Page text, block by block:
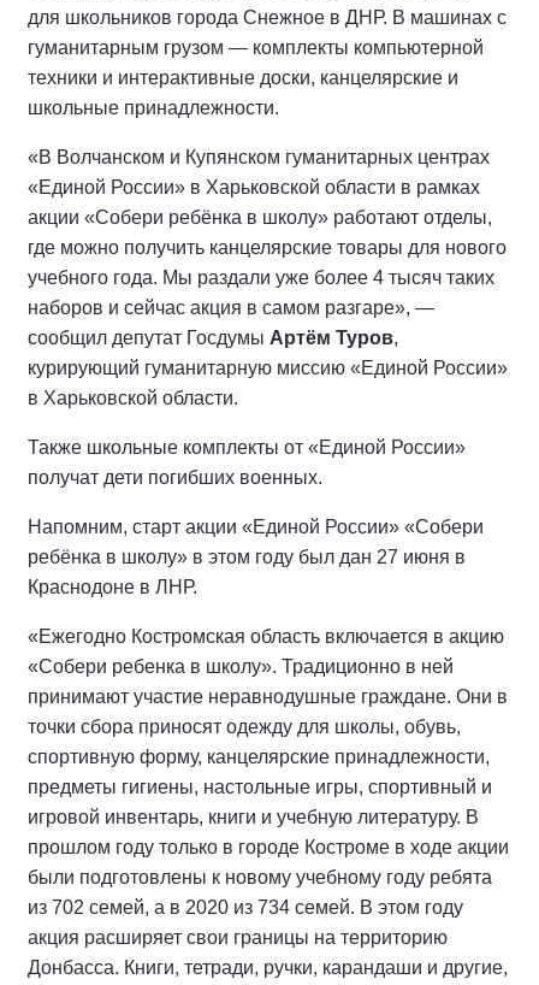
для школьников города Снежное в ДНР. В машинах с
гуманитарным грузом — комплекты компьютерной
техники и интерактивные доски, канцелярские и
школьные принадлежности.
«В Волчанском и Купянском гуманитарных центрах
«Единой России» в Харьковской области в рамках
акции «Собери ребёнка в школу» работают отделы,
где можно получить канцелярские товары для нового
учебного года. Мы раздали уже более 4 тысяч таких
наборов и сейчас акция в самом разгаре», —
сообщил депутат Госдумы Артём Туров,
курирующий гуманитарную миссию «Единой России»
в Харьковской области.
Также школьные комплекты от «Единой России»
получат дети погибших военных.
Напомним, старт акции «Единой России» «Собери
ребёнка в школу» в этом году был дан 27 июня в
Краснодоне в ЛНР.
«Ежегодно Костромская область включается в акцию
«Собери ребенка в школу». Традиционно в ней
принимают участие неравнодушные граждане. Они в
точки сбора приносят одежду для школы, обувь,
спортивную форму, канцелярские принадлежности,
предметы гигиены, настольные игры, спортивный и
игровой инвентарь, книги и учебную литературу. В
прошлом году только в городе Костроме в ходе акции
были подготовлены к новому учебному году ребята
из 702 семей, а в 2020 из 734 семей. В этом году
акция расширяет свои границы на территорию
Донбасса. Книги, тетради, ручки, карандаши и другие,